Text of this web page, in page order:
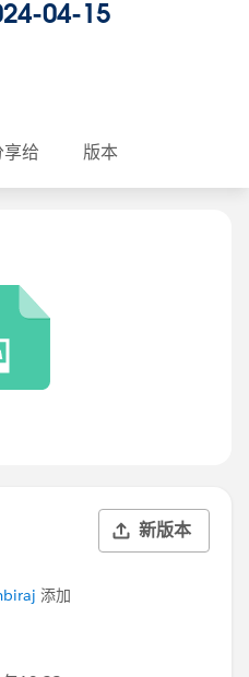
04-15
享给 版本
新版本
添加